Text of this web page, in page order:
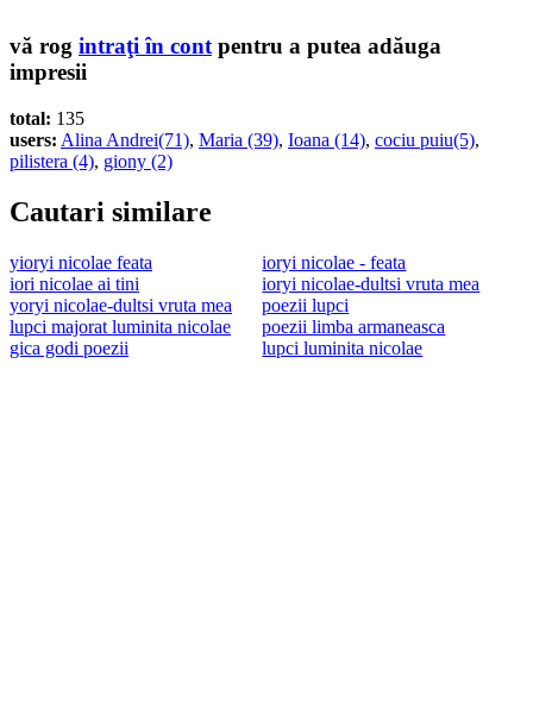
vă rog intraţi în cont pentru a putea adăuga
impresii
total: 135
users: Alina Andrei(71), Maria (39), Ioana (14), cociu puiu(5),
pilistera (4), giony (2)
Cautari similare
yioryi nicolae feata
ioryi nicolae - feata
iori nicolae ai tini
ioryi nicolae-dultsi vruta mea
yoryi nicolae-dultsi vruta mea
poezii lupci
lupci majorat luminita nicolae
poezii limba armaneasca
gica godi poezii
lupci luminita nicolae